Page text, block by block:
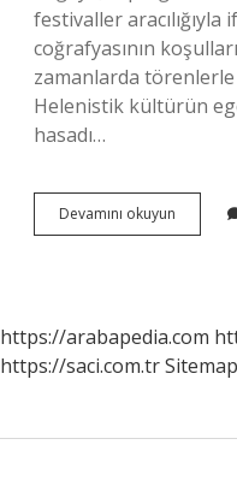
festivaller
coğrafyasının
zamanlarda törenlerle
Helenistik kültürün
hasadı…
Devamını okuyun
Bozumu
https://arabapedia.com
https://saci.com.trSitemap